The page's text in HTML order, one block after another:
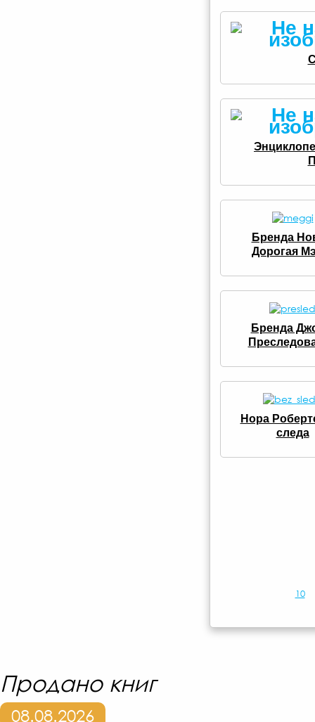
Бренда
Дорогая
Бренда
Нора
следа
10
Продано книг
08.08.2026